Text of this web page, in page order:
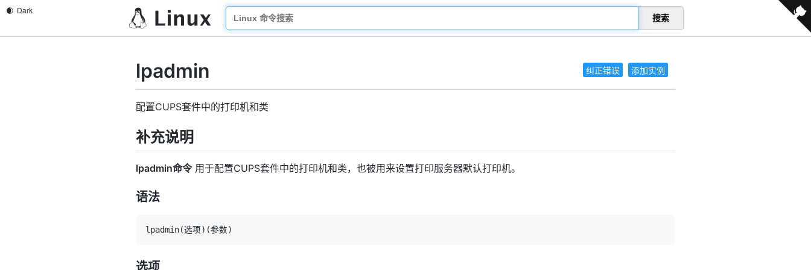
搜索
纠正错误 添加实例
lpadmin
配置CUPS套件中的打印机和类
补充说明
lpadmin命令用于配置CUPS套件中的打印机和类，也被用来设置打印服务器默认打印机。
语法
lpadmin(选项) (参数)
选项